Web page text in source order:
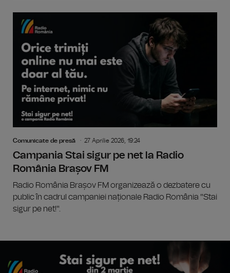
Comunicate de presă 27 Aprilie 2026, 19:24
Campania Stai sigur pe net la Radio
România Brașov FM
Radio România Brașov FM organizează o dezbatere cu
public în cadrul campaniei naționale Radio România "Stai
sigur pe net!".